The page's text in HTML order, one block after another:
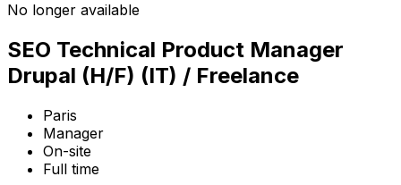
No longer available
SEO Technical Product Manager
Drupal (H/F) (IT) / Freelance
Paris
Manager
On-site
Full time